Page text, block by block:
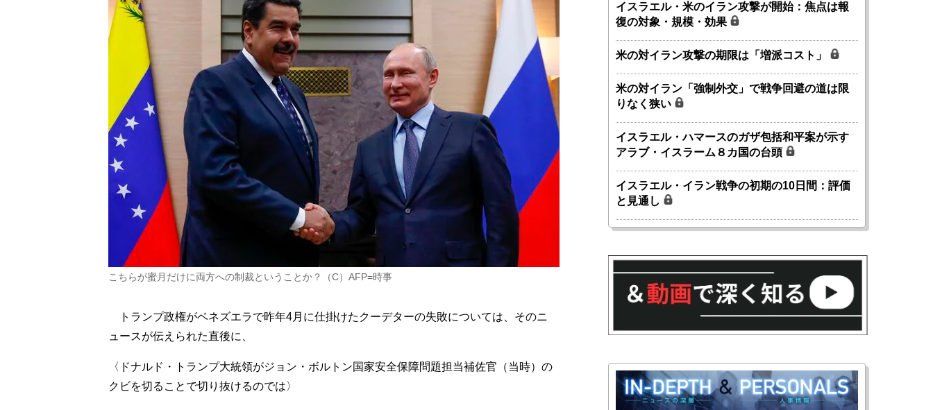
こちらが蜜月だけに両方への制裁ということか？（C）AFP=時事
トランプ政権がベネズエラで昨年4月に仕掛けたクーデターの失敗については、そのニ
ュースが伝えられた直後に、
〈ドナルド・トランプ大統領がジョン・ボルトン国家安全保障問題担当補佐官（当時）の
クビを切ることで切り抜けるのでは〉
イスラエル・米のイラン攻撃が開始：焦点は報
復の対象・規模・効果
米の対イラン攻撃の期限は「増派コスト」
米の対イラン「強制外交」で戦争回避の道は限
りなく狭い
イスラエル・ハマースのガザ包括和平案が示す
アラブ・イスラーム８カ国の台頭
イスラエル・イラン戦争の初期の10日間：評価
と見通し